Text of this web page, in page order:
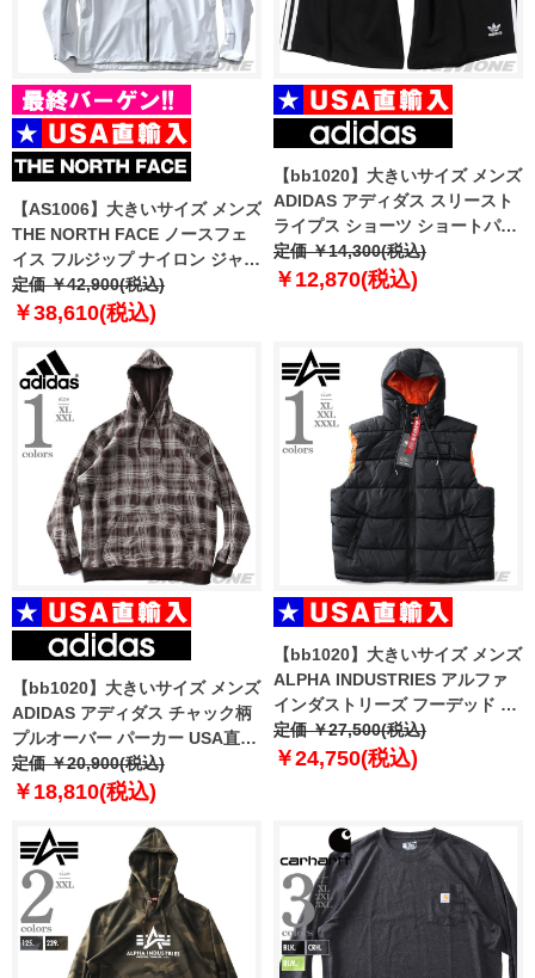
【AS1006】大きいサイズ メンズ
THE NORTH FACE ノースフェ
イス フルジップ ナイロン ジャケ
ット FRST DWN PACK JKT
USA直輸入 nf0a5iyy-53c
定価 ￥42,900(税込)
￥38,610(税込)
【bb1020】大きいサイズ メンズ
ADIDAS アディダス スリースト
ライプス ショーツ ショートパン
ツ ハーフパンツ USA直輸入
ia6351
定価 ￥14,300(税込)
￥12,870(税込)
【bb1020】大きいサイズ メンズ
ADIDAS アディダス チャック柄
プルオーバー パーカー USA直輸
入 hk2750
定価 ￥20,900(税込)
￥18,810(税込)
【bb1020】大きいサイズ メンズ
ALPHA INDUSTRIES アルファ
インダストリーズ フーデッド 中
綿 ベスト USA直輸入 118110
定価 ￥27,500(税込)
￥24,750(税込)